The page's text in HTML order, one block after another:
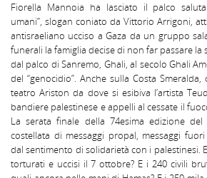
Fiorella Mannoia ha lasciato il palco
umani”, slogan coniato da Vittorio Arrigoni,
antisraeliano ucciso a Gaza da un gruppo
funerali la famiglia decise di non far passare la
dal palco di Sanremo, Ghali, al secolo Ghali
del “genocidio”. Anche sulla Costa
teatro Ariston da dove si esibiva l’artista
bandiere palestinese e appelli al cessate il
La serata finale della 74esima edizione
costellata di messaggi propal, messaggi
dal sentimento di solidarietà con i palestinesi.
torturati e uccisi il 7 ottobre? E i 240 civili